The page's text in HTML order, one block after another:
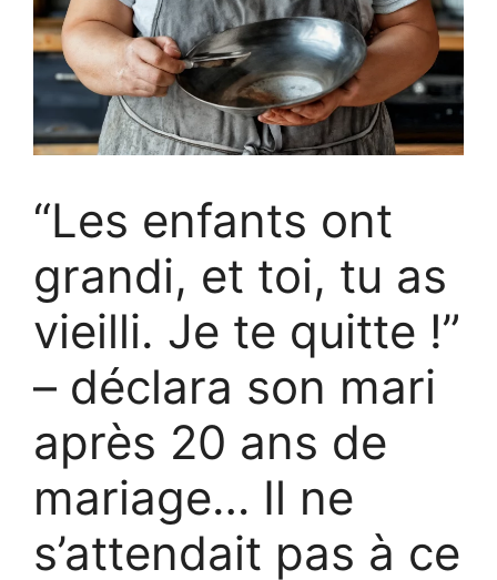
“Les enfants ont
grandi, et toi, tu as
vieilli. Je te quitte !”
– déclara son mari
après 20 ans de
mariage… Il ne
s’attendait pas à ce